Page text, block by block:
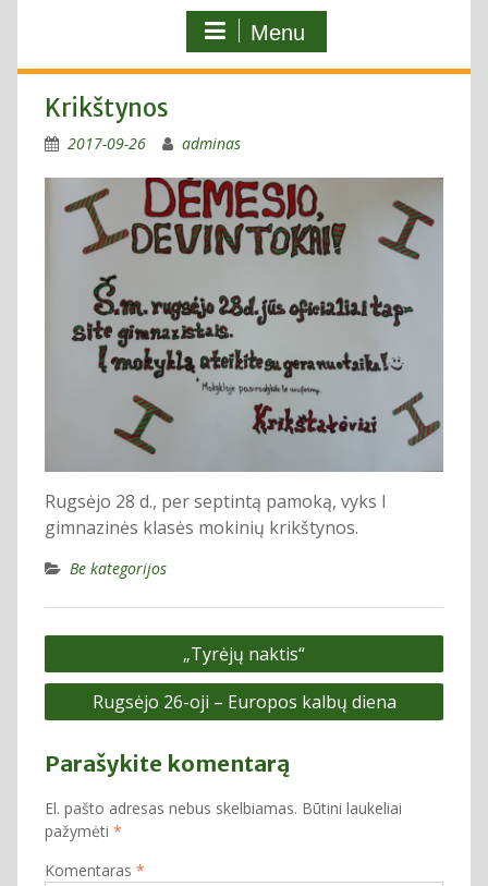
Menu
Krikštynos
2017-09-26 adminas
Rugsėjo 28 d., per septintą pamoką, vyks I
gimnazinės klasės mokinių krikštynos.
Be kategorijos
Navigacija
tarp
įrašų
„Tyrėjų naktis“
Rugsėjo 26-oji – Europos kalbų diena
Parašykite komentarą
El. pašto adresas nebus skelbiamas. Būtini laukeliai
pažymėti *
Komentaras *